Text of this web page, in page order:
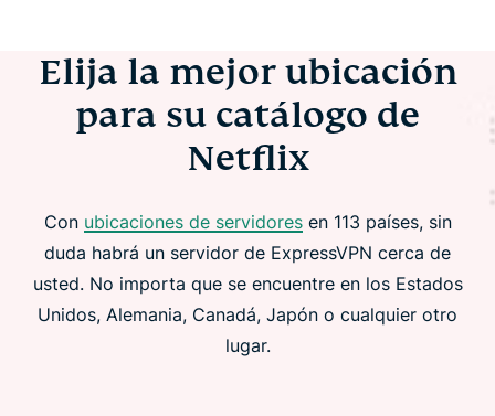
Elija la mejor ubicación
para su catálogo de
Netflix
Con ubicaciones de servidoresen 113 países, sin
duda habrá un servidor de ExpressVPN cerca de
usted. No importa que se encuentre en los Estados
Unidos, Alemania, Canadá, Japón o cualquier otro
lugar.